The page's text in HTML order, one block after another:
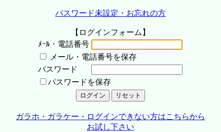
パスワード未設定・お忘れの方
【ログインフォーム】
ﾒｰﾙ・電話番号
メール・電話番号を保存
パスワード
パスワードを保存
ガラホ・ガラケー・ログインできない方はこちらから
お試し下さい